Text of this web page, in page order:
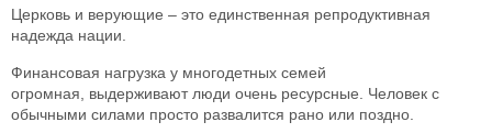
Церковь и верующие – это единственная репродуктивная
надежда нации.
Финансовая нагрузка у многодетных семей
огромная, выдерживают люди очень ресурсные. Человек с
обычными силами просто развалится рано или поздно.